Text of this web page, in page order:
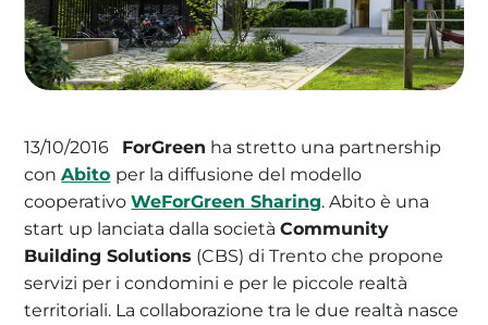
La tua cooperativa energetica sostenibile
Area Soci|Aderisci a WeForGreen
13/10/2016 ForGreen ha stretto una partnership
conAbito per la diffusione del modello
cooperativoWeForGreen Sharing. Abito è una
start up lanciata dalla societàCommunity
Building Solutions (CBS) di Trento che propone
servizi per i condomini e per le piccole realtà
territoriali. La collaborazione tra le due realtà nasce